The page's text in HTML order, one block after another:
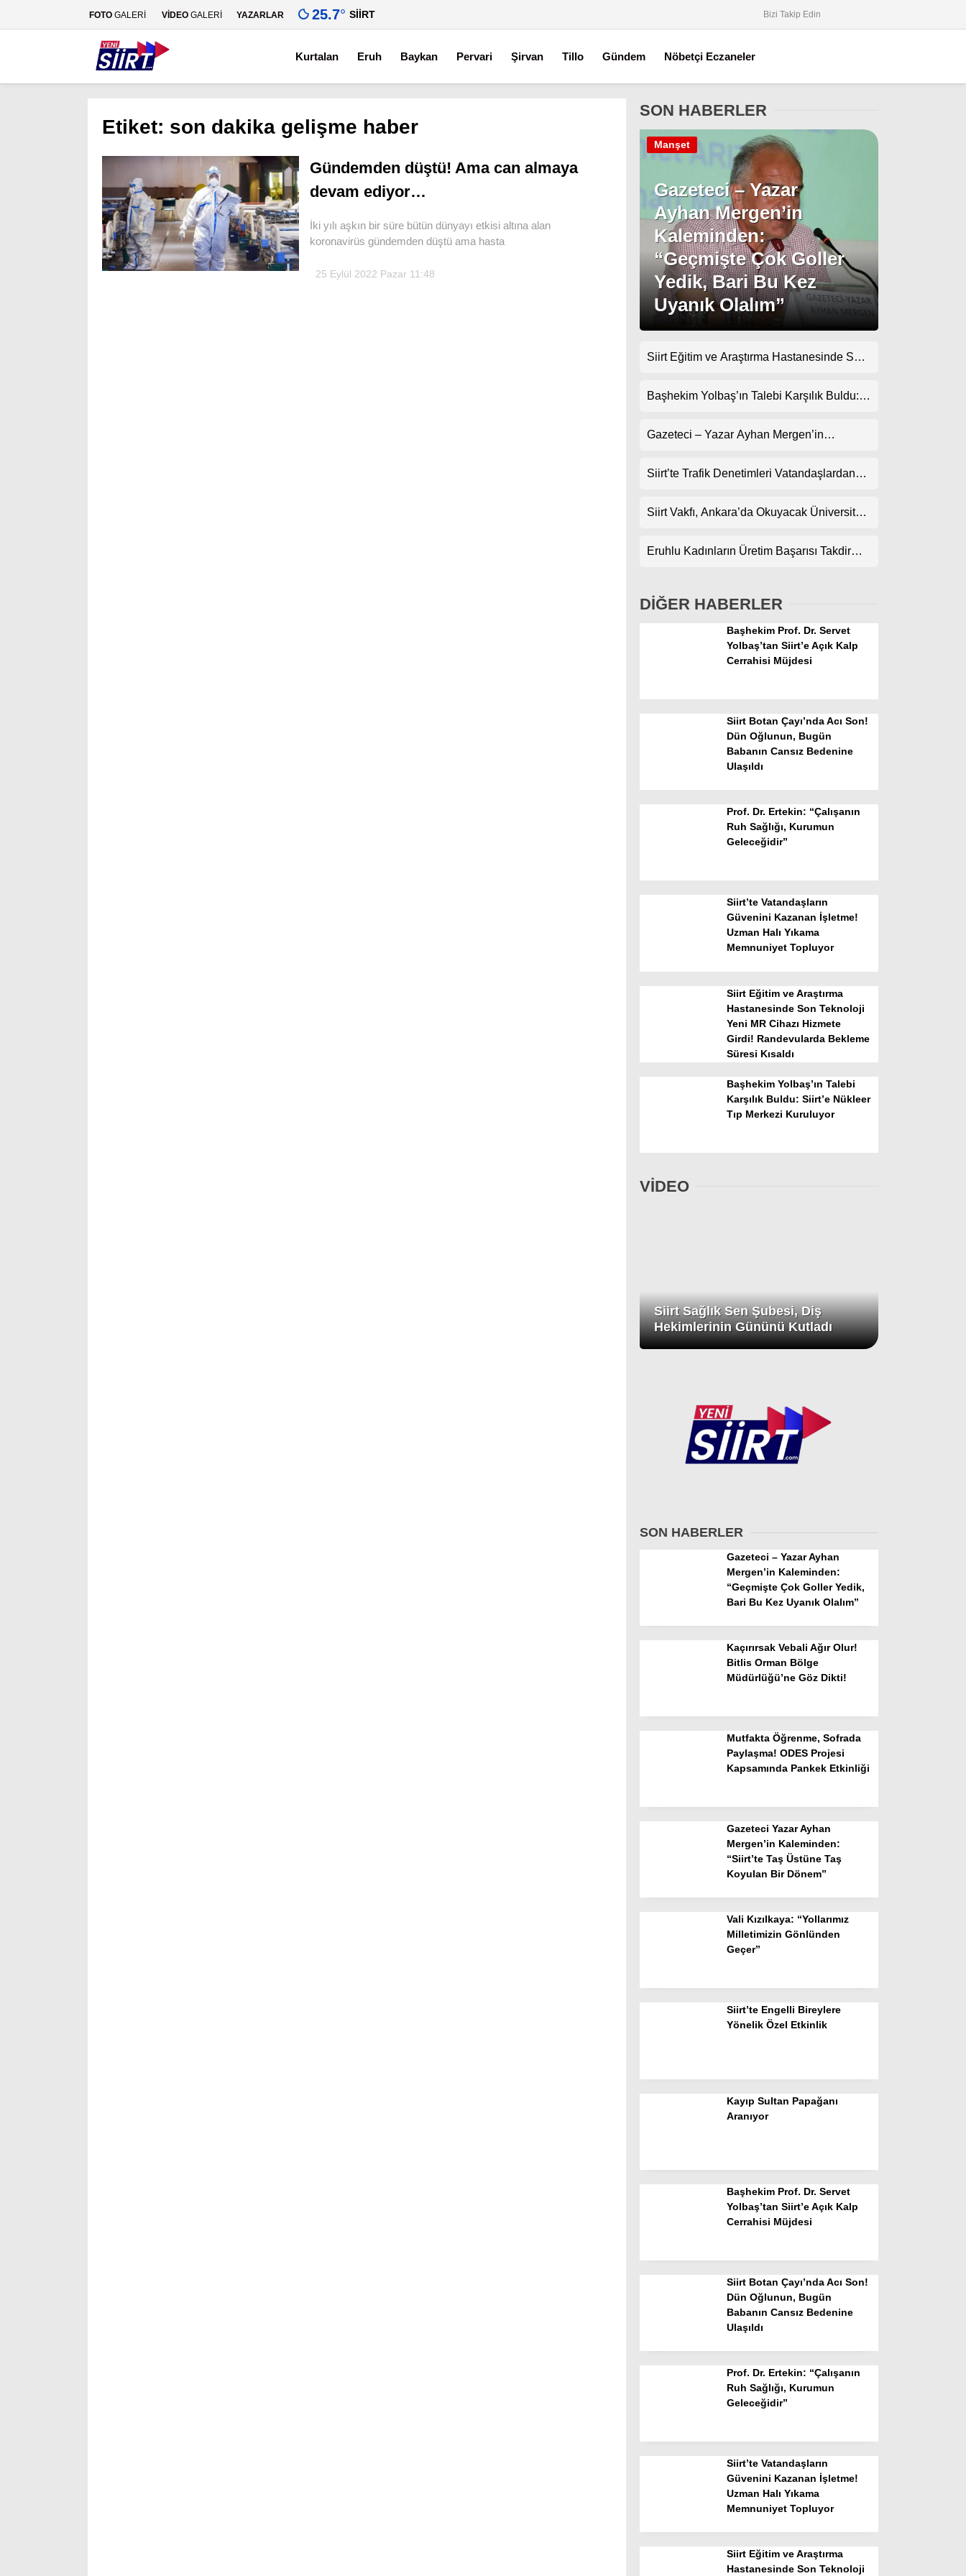
Gündem
Spor
Magazin
Instagram
FOTO GALERİ VİDEO GALERİ YAZARLAR 25.7° SIIRT Bizi Takip Edin
Kurtalan Eruh Baykan Pervari Şirvan Tillo Gündem Nöbetçi Eczaneler
Etiket: son dakika gelişme haber
Gündemden düştü! Ama can almaya
devam ediyor…
İki yılı aşkın bir süre bütün dünyayı etkisi altına alan
koronavirüs gündemden düştü ama hasta
25 Eylül 2022 Pazar 11:48
SON HABERLER
Gazeteci – Yazar
Ayhan Mergen’in
Kaleminden:
“Geçmişte Çok Goller
Yedik, Bari Bu Kez
Uyanık Olalım”
Manşet
Siirt Eğitim ve Araştırma Hastanesinde Son
Randevularda Bekleme Süresi Kısaldı
Başhekim Yolbaş’ın Talebi Karşılık Buldu:
Gazeteci – Yazar Ayhan Mergen’in
Kuralları”
Siirt’te Trafik Denetimleri Vatandaşlardan
Siirt Vakfı, Ankara’da Okuyacak Üniversite
Eruhlu Kadınların Üretim Başarısı Takdir
DİĞER HABERLER
Başhekim Prof. Dr. Servet
Yolbaş’tan Siirt’e Açık Kalp
Cerrahisi Müjdesi
Siirt Botan Çayı’nda Acı Son!
Dün Oğlunun, Bugün
Babanın Cansız Bedenine
Ulaşıldı
Prof. Dr. Ertekin: “Çalışanın
Ruh Sağlığı, Kurumun
Geleceğidir”
Siirt’te Vatandaşların
Güvenini Kazanan İşletme!
Uzman Halı Yıkama
Memnuniyet Topluyor
Siirt Eğitim ve Araştırma
Hastanesinde Son Teknoloji
Yeni MR Cihazı Hizmete
Girdi! Randevularda Bekleme
Süresi Kısaldı
Başhekim Yolbaş’ın Talebi
Karşılık Buldu: Siirt’e Nükleer
Tıp Merkezi Kuruluyor
VİDEO
Siirt Sağlık Sen Şubesi, Diş
Hekimlerinin Gününü Kutladı
SON HABERLER
Gazeteci – Yazar Ayhan
Mergen’in Kaleminden:
“Geçmişte Çok Goller Yedik,
Bari Bu Kez Uyanık Olalım”
Kaçırırsak Vebali Ağır Olur!
Bitlis Orman Bölge
Müdürlüğü’ne Göz Dikti!
Mutfakta Öğrenme, Sofrada
Paylaşma! ODES Projesi
Kapsamında Pankek Etkinliği
Gazeteci Yazar Ayhan
Mergen’in Kaleminden:
“Siirt’te Taş Üstüne Taş
Koyulan Bir Dönem”
Vali Kızılkaya: “Yollarımız
Milletimizin Gönlünden
Geçer”
Siirt’te Engelli Bireylere
Yönelik Özel Etkinlik
Kayıp Sultan Papağanı
Aranıyor
Başhekim Prof. Dr. Servet
Yolbaş’tan Siirt’e Açık Kalp
Cerrahisi Müjdesi
Siirt Botan Çayı’nda Acı Son!
Dün Oğlunun, Bugün
Babanın Cansız Bedenine
Ulaşıldı
Prof. Dr. Ertekin: “Çalışanın
Ruh Sağlığı, Kurumun
Geleceğidir”
Siirt’te Vatandaşların
Güvenini Kazanan İşletme!
Uzman Halı Yıkama
Memnuniyet Topluyor
Siirt Eğitim ve Araştırma
Hastanesinde Son Teknoloji